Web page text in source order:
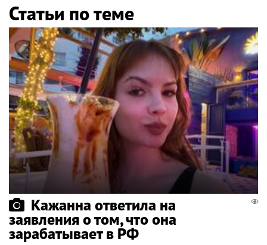
Статьи по теме
Кажанна ответила на
заявления о том, что она
зарабатывает в РФ